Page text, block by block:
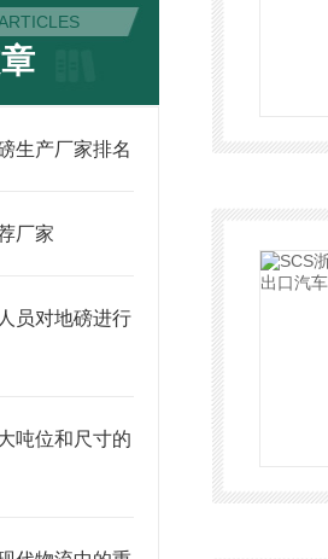
生产厂家排名
厂家
员对地磅进行
吨位和尺寸的